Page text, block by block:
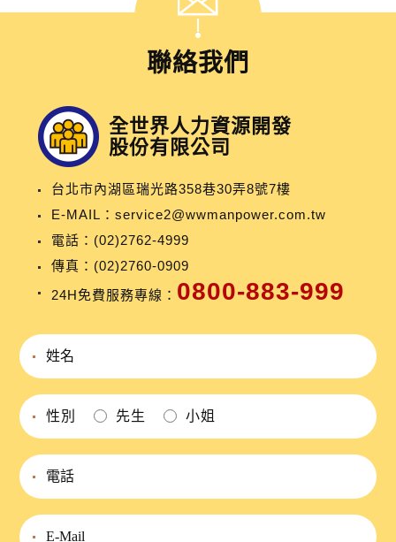
聯絡我們
全世界人力資源開發
股份有限公司
台北市內湖區瑞光路358巷30弄8號7樓
E-MAIL： service2@wwmanpower.com.tw
電話： (02)2762-4999
傳真：(02)2760-0909
24H免費服務專線： 0800-883-999
性別 先生 小姐